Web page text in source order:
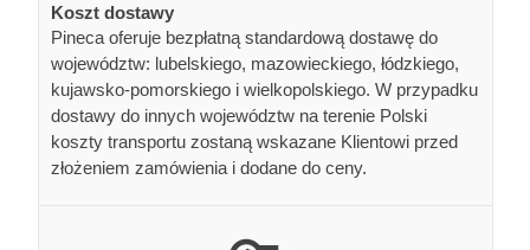
Koszt dostawy
Pineca oferuje bezpłatną standardową dostawę do
województw: lubelskiego, mazowieckiego, łódzkiego,
kujawsko-pomorskiego i wielkopolskiego. W przypadku
dostawy do innych województw na terenie Polski
koszty transportu zostaną wskazane Klientowi przed
złożeniem zamówienia i dodane do ceny.